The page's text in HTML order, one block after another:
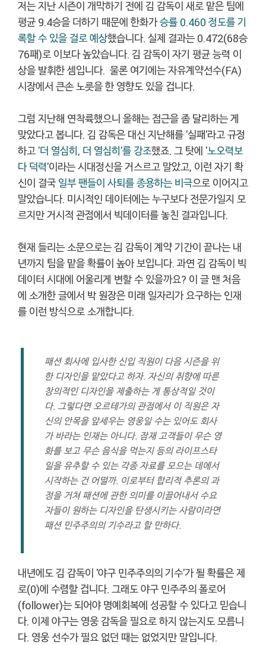
저는 지난 시즌이 개막하기 전에 김 감독이 새로 맡은 팀에
평균 9.4승을 더하기 때문에 한화가승률 0.460 정도를 기
록할 수 있을 걸로 예상했습니다. 실제 결과는 0.472(68승
76패)로 이보다 높았습니다. 김 감독이 자기 평균 능력 이
상을 발휘한 셈입니다. 물론 여기에는 자유계약선수(FA)
시장에서 큰손 노릇을 한 영향도 있을 겁니다.
그럼 지난해 연착륙했으니 올해는 접근을 좀 달리하는 게
맞았다고 봅니다. 김 감독은 대신 지난해를 '실패'라고 규정
하고 '더 열심히, 더 열심히'를 강조했죠. 그 탓에 '노오력보
다 덕력'이라는 시대정신을 거스르고 말았고, 이런 자기 확
신이 결국 일부 팬들이 사퇴를 종용하는 비극으로 이어지고
말았습니다. 미시적인 데이터에는 누구보다 전문가일지 모
르지만 거시적 관점에서 빅데이터를 놓친 결과입니다.
현재 들리는 소문으로는 김 감독이 계약 기간이 끝나는 내
년까지 팀을 맡을 확률이 높아 보입니다. 과연 김 감독이 빅
데이터 시대에 어울리게 변할 수 있을까요? 이 글 맨 처음
에 소개한 글에서 박 원장은 미래 일자리가 요구하는 인재
를 이런 방식으로 소개합니다.
패션 회사에 입사한 신입 직원이 다음 시즌을 위
한 디자인을 맡았다고 하자. 자신의 취향에 따른
창의적인 디자인을 제출하는 게 통상적일 것이
다. 그렇다면 오르테가의 관점에서 이 직원은 자
신의 안목을 앞세우는 영웅일 수는 있어도 회사
가 바라는 인재는 아니다. 잠재 고객들이 무슨 영
화를 보고 무슨 음식을 먹는지 등의 라이프스타
일을 유추할 수 있는 각종 자료를 모으는 데에서
시작하는 건 어떨까. 이로부터 합리적 추론의 과
정을 거쳐 패션에 관한 의미를 이끌어내서 수요
자들이 원하는 디자인을 탄생시키는 사람이라면
패션 민주주의의 기수라고 할 만하다.
내년에도 김 감독이 '야구 민주주의의 기수'가 될 확률은 제
로(0)에 수렴할 겁니다. 그래도 야구 민주주의 폴로어
(follower)는 되어야 명예회복에 성공할 수 있다고 믿습니
다. 이제 야구는 영웅 감독을 필요로 하지 않는지도 모릅니
다. 영웅 선수가 필요 없던 때는 없었지만 말입니다.